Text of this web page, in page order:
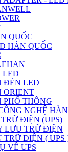
QUỐC
HÀN QUỐC
LED
ĐÈN LED
ORIENT
PHỔ THÔNG
NGHỆ
ĐIỆN (UPS)
LƯU TRỮ ĐIỆN
TRỮ ĐIỆN ( UPS
VỀ UPS